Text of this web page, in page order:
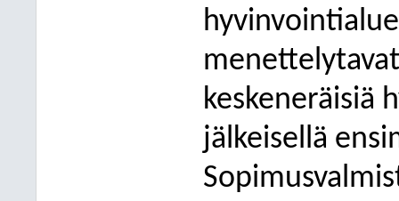
keskeneräisiä
jälkeisellä